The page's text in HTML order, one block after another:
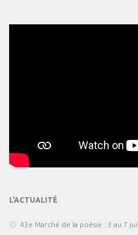
L’ACTUALITÉ
43e Marché de la poésie : 3 au 7